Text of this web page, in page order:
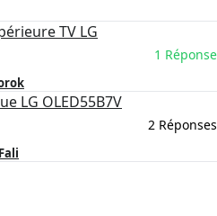
TV LG
1 Réponse
LG OLED55B7V
2 Réponses